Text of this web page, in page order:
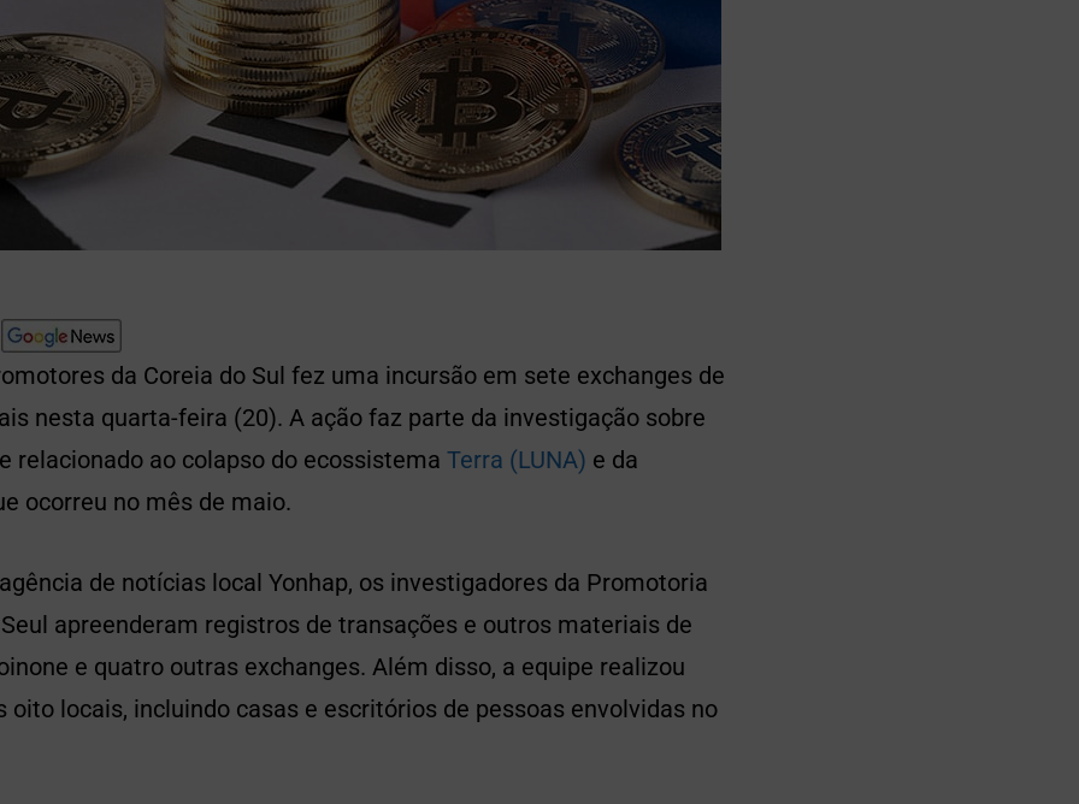
da Coreia do Sul fez uma incursão em sete exchanges de
nesta quarta-feira (20). A ação faz parte da investigação sobre
relacionado ao colapso do ecossistema Terra (LUNA) e da
ocorreu no mês de maio.
de notícias local Yonhap, os investigadores da Promotoria
apreenderam registros de transações e outros materiais de
e quatro outras exchanges. Além disso, a equipe realizou
oito locais, incluindo casas e escritórios de pessoas envolvidas no